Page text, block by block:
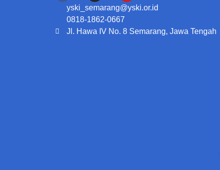
yski_semarang@yski.or.id
0818-1862-0667
Jl. Hawa IV No. 8 Semarang, Jawa Tengah